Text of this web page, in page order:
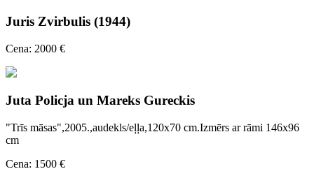
Juris Zvirbulis (1944)
Cena: 2000 €
Juta Policja un Mareks Gureckis
"Trīs māsas",2005.,audekls/eļļa,120x70 cm.Izmērs ar rāmi 146x96
cm
Cena: 1500 €